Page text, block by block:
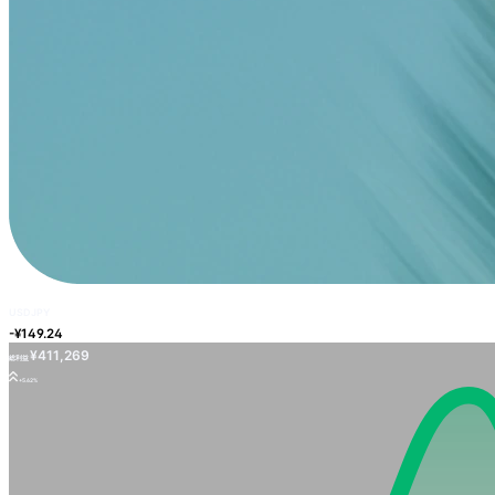
-¥149.24
総利益¥411,269
+5.62%